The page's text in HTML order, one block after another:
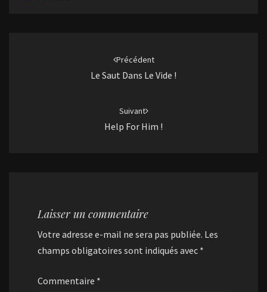
Précédent
Le Saut Dans Le Vide !
Suivant
Help For Him !
Laisser un commentaire
Votre adresse e-mail ne sera pas publiée. Les
champs obligatoires sont indiqués avec *
Commentaire *